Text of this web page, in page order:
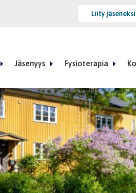
Liity jäseneksi
Jäsenyys Fysioterapia